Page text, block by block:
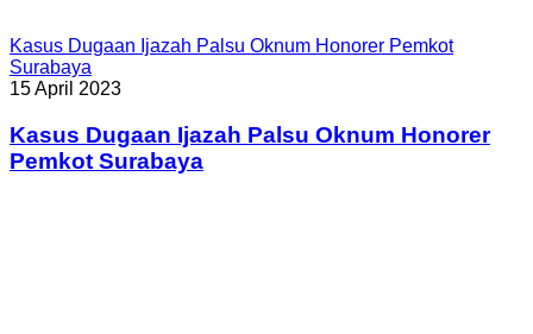
Kasus Dugaan Ijazah Palsu Oknum Honorer Pemkot
Surabaya
15 April 2023
Kasus Dugaan Ijazah Palsu Oknum Honorer
Pemkot Surabaya